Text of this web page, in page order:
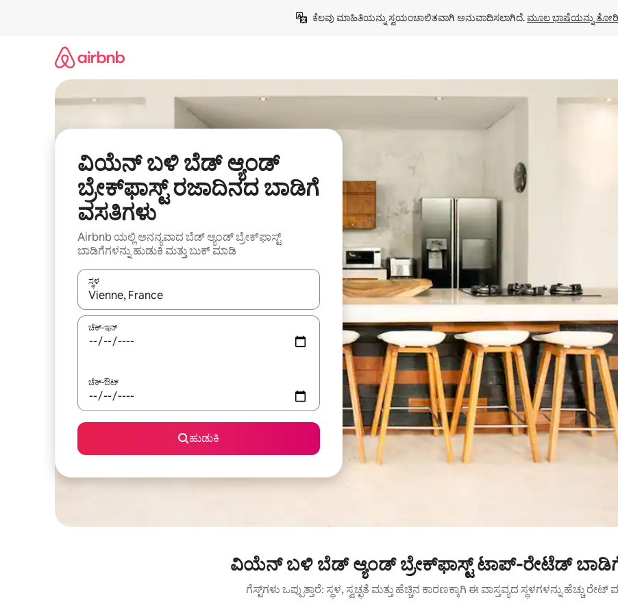
ಕೆಲವು ಮಾಹಿತಿಯನ್ನು ಸ್ವಯಂಚಾಲಿತವಾಗಿ ಅನುವಾದಿಸಲಾಗಿದೆ. ಮೂಲ ಭಾಷೆಯನ್ನು
ವಿಯೆನ್ ಬಳಿ ಬೆಡ್ ಆ್ಯಂಡ್
ಬ್ರೇಕ್‌ಫಾಸ್ಟ್‌ ರಜಾದಿನದ ಬಾಡಿಗೆ
ವಸತಿಗಳು
Airbnb ಯಲ್ಲಿ ಅನನ್ಯವಾದ ಬೆಡ್ ಆ್ಯಂಡ್ ಬ್ರೇಕ್‌ಫಾಸ್ಟ್
ಬಾಡಿಗೆಗಳನ್ನು ಹುಡುಕಿ ಮತ್ತು ಬುಕ್ ಮಾಡಿ
ಸ್ಥಳ
ಫಲಿತಾಂಶಗಳು ಲಭ್ಯವಿರುವಾಗ, ಅಪ್ ಮತ್ತು ಡೌನ್ ಬಾಣದ ಕೀಲಿಗಳೊಂದಿಗೆ ನ್ಯಾವಿಗೇಟ್ ಮಾಡಿ ಅಥವಾ ಸ್ಪರ್ಶ ಅಥವಾ ಸ್ವೈಪ್ ಗೆಸ್ಚರ್‌ಗಳ ಮೂಲಕ ಅನ್ವೇಷಿಸಿ.
ಚೆಕ್-ಇನ್
ಚೆಕ್-ಔಟ್
ಹುಡುಕಿ
ವಿಯೆನ್ ಬಳಿ ಬೆಡ್ ಆ್ಯಂಡ್ ಬ್ರೇಕ್‌ಫಾಸ್ಟ್‌‌ ಟಾಪ್-ರೇಟೆಡ್
ಗೆಸ್ಟ್‌ಗಳು ಒಪ್ಪುತ್ತಾರೆ: ಸ್ಥಳ, ಸ್ವಚ್ಛತೆ ಮತ್ತು ಹೆಚ್ಚಿನ ಕಾರಣಕ್ಕಾಗಿ ಈ ವಾಸ್ತವ್ಯದ ಸ್ಥಳಗಳನ್ನು ಹೆಚ್ಚು ರೇಟ್